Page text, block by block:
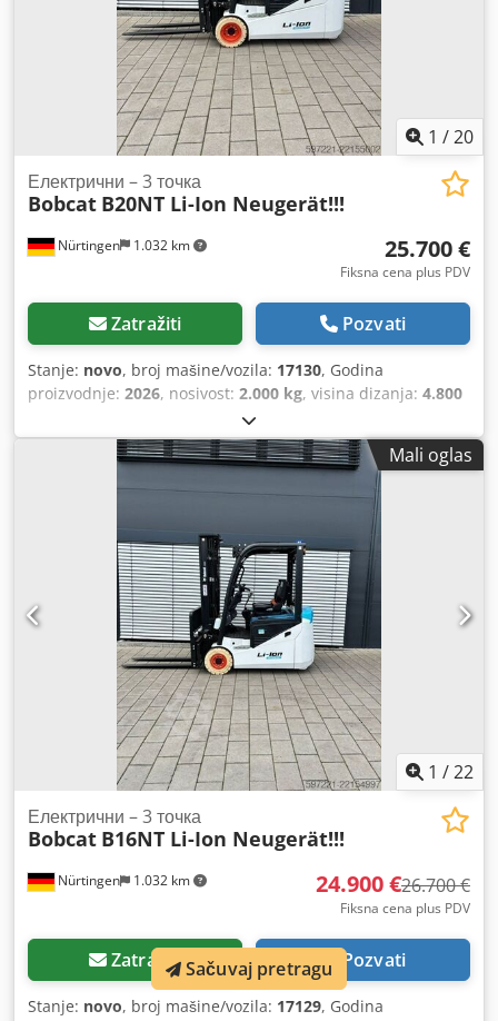
1 /20
Nürtingen 1.032 km
Електрични – 3 точка
Bobcat B20NT Li-Ion Neugerät!!!
25.700 €
Fiksna cena plus PDV
Zatražiti Pozvati
Stanje: novo, broj mašine/vozila: 17130, Godina
proizvodnje: 2026, nosivost: 2.000 kg, visina dizanja: 4.800
1.484 mm
500 mm, vrsta goriva:električni, tip jarma:triplex,
građevinska visina:2.215 mm, napon baterije:51,2 V
dužina viljuške:
1.200 mm
, dimenzija prednje gume:
, dimenzija zadnje gume:
non marking, ukupna težina: 3.790 kg
, 5174822 Crjdpfx
Aezfd D Ijg Ejf Serijski broj: OBA07-000027 Podaci o bateriji:
51,2V 277Ah
Mali oglas
1 /22
Nürtingen 1.032 km
Електрични – 3 точка
Bobcat B16NT Li-Ion Neugerät!!!
24.900 €26.700 €
Fiksna cena plus PDV
Zatražiti Pozvati
Stanje: novo, broj mašine/vozila: 17129, Godina
Sačuvaj pretragu